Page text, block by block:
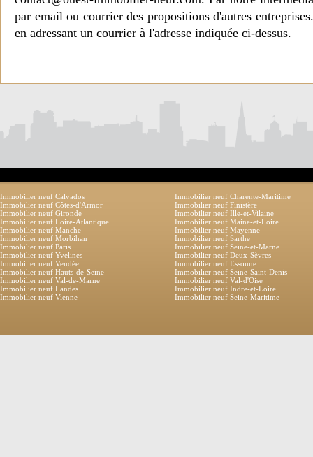
par email ou courrier des propositions d'autres
en adressant un courrier à l'adresse indiquée ci-dessus.
Immobilier neuf Calvados
Immobilier neuf Charente-Maritime
Immobilier neuf Côtes-d'Armor
Immobilier neuf Finistère
Immobilier neuf Gironde
Immobilier neuf Ille-et-Vilaine
Immobilier neuf Loire-Atlantique
Immobilier neuf Maine-et-Loire
Immobilier neuf Manche
Immobilier neuf Mayenne
Immobilier neuf Morbihan
Immobilier neuf Sarthe
Immobilier neuf Paris
Immobilier neuf Seine-et-Marne
Immobilier neuf Yvelines
Immobilier neuf Deux-Sèvres
Immobilier neuf Vendée
Immobilier neuf Essonne
Immobilier neuf Hauts-de-Seine
Immobilier neuf Seine-Saint-Denis
Immobilier neuf Val-de-Marne
Immobilier neuf Val-d'Oise
Immobilier neuf Landes
Immobilier neuf Indre-et-Loire
Immobilier neuf Vienne
Immobilier neuf Seine-Maritime